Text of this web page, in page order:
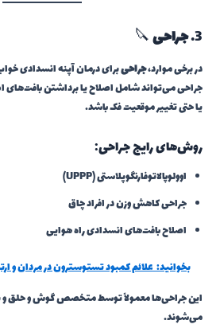
3. جراحی🔪
در برخی موارد،جراحیبرای درمان آپنه انسدادی
جراحی می‌تواند شامل اصلاح یا برداشتن بافت‌های
یا حتی تغییر موقعیت فک باشد.
روش‌های رایج جراحی:
اوولوپالاتوفارنگوپلاستی (UPPP)
جراحی کاهش وزن در افراد چاق
اصلاح بافت‌های انسدادی راه هوایی
بخوانید:علائم کمبود تستوسترون در مردان و
این جراحی‌ها معمولاً توسط متخصص گوش و حلق و
می‌شوند.